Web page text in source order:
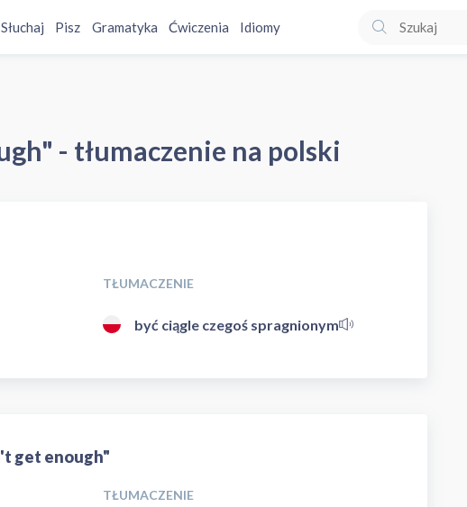
Słuchaj Pisz Gramatyka Ćwiczenia Idiomy
- tłumaczenie na polski
TŁUMACZENIE
być ciągle czegoś spragnionym
get enough"
TŁUMACZENIE